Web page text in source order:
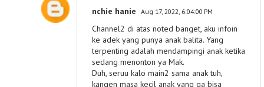
nchie hanie Aug 17, 2022, 6:04:00 PM
Channel2 di atas noted banget, aku infoin
ke adek yang punya anak balita. Yang
terpenting adalah mendampingi anak ketika
sedang menonton ya Mak.
Duh, seruu kalo main2 sama anak tuh,
kangen masa kecil anak yang ga bisa